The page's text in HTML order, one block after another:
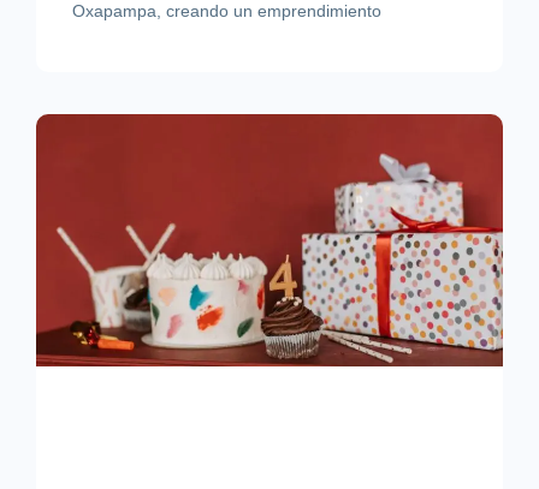
Oxapampa, creando un emprendimiento